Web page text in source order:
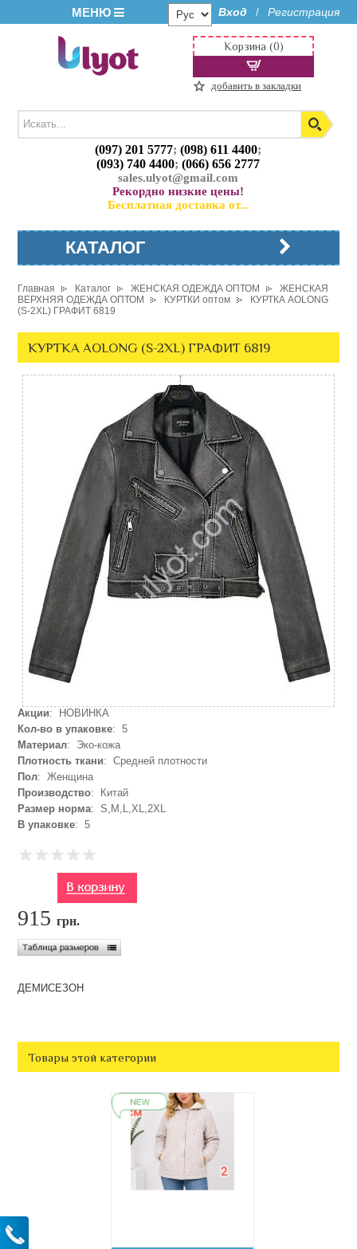
МЕНЮ Вход / Регистрация
(097) 201 5777;(098) 611 4400;
(093) 740 4400;(066) 656 2777
sales.ulyot@gmail.com
Рекордно низкие цены!
Бесплатная доставка от...
Корзина (0)
добавить в закладки
КАТАЛОГ
Главная Каталог ЖЕНСКАЯ ОДЕЖДА ОПТОМ
ЖЕНСКАЯ
ВЕРХНЯЯ ОДЕЖДА ОПТОМ
КУРТКИ оптом
КУРТКА AOLONG
(S-2XL) ГРАФИТ 6819
КУРТКА AOLONG (S-2XL) ГРАФИТ 6819
Акции: НОВИНКА
Кол-во в упаковке: 5
Материал: Эко-кожа
Плотность ткани: Средней плотности
Пол: Женщина
Производство: Китай
Размер норма: S,M,L,XL,2XL
В упаковке: 5
915грн.
ДЕМИСЕЗОН
Товары этой категории